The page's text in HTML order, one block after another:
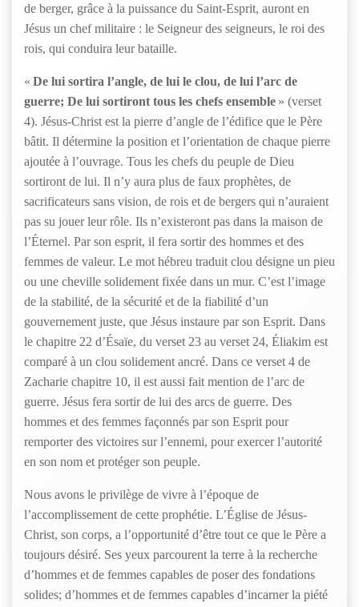
de berger, grâce à la puissance du Saint-Esprit, auront en
Jésus un chef militaire : le Seigneur des seigneurs, le roi des
rois, qui conduira leur bataille.
« De lui sortira l’angle, de lui le clou, de lui l’arc de
guerre; De lui sortiront tous les chefs ensemble » (verset
4). Jésus-Christ est la pierre d’angle de l’édifice que le Père
bâtit. Il détermine la position et l’orientation de chaque pierre
ajoutée à l’ouvrage. Tous les chefs du peuple de Dieu
sortiront de lui. Il n’y aura plus de faux prophètes, de
sacrificateurs sans vision, de rois et de bergers qui n’auraient
pas su jouer leur rôle. Ils n’existeront pas dans la maison de
l’Éternel. Par son esprit, il fera sortir des hommes et des
femmes de valeur. Le mot hébreu traduit clou désigne un pieu
ou une cheville solidement fixée dans un mur. C’est l’image
de la stabilité, de la sécurité et de la fiabilité d’un
gouvernement juste, que Jésus instaure par son Esprit. Dans
le chapitre 22 d’Ésaïe, du verset 23 au verset 24, Éliakim est
comparé à un clou solidement ancré. Dans ce verset 4 de
Zacharie chapitre 10, il est aussi fait mention de l’arc de
guerre. Jésus fera sortir de lui des arcs de guerre. Des
hommes et des femmes façonnés par son Esprit pour
remporter des victoires sur l’ennemi, pour exercer l’autorité
en son nom et protéger son peuple.
Nous avons le privilège de vivre à l’époque de
l’accomplissement de cette prophétie. L’Église de Jésus-
Christ, son corps, a l’opportunité d’être tout ce que le Père a
toujours désiré. Ses yeux parcourent la terre à la recherche
d’hommes et de femmes capables de poser des fondations
solides; d’hommes et de femmes capables d’incarner la piété